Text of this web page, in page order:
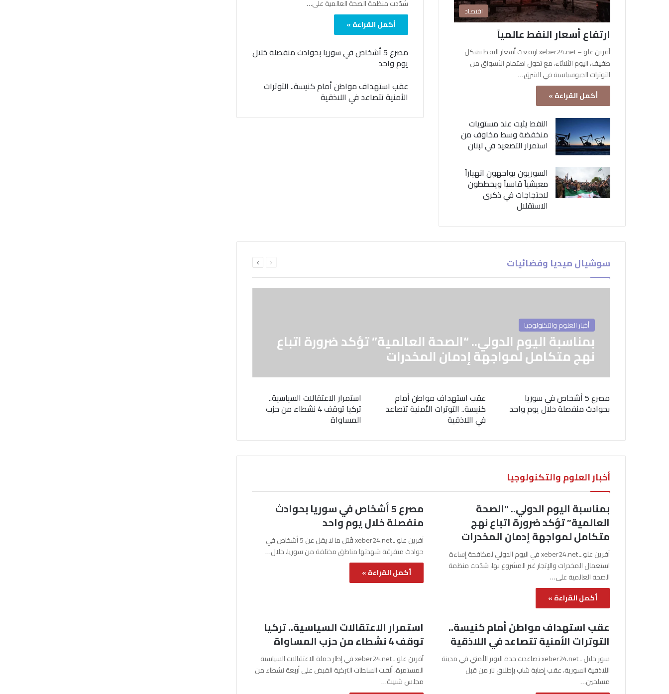
اقتصاد
ارتفاع أسعار النفط عالمياً
آفرين علو – xeber24.net ارتفعت أسعار النفط بشكل
طفيف، اليوم الثلاثاء، مع تحول اهتمام الأسواق من
التوترات الجيوسياسية في الشرق…
أكمل القراءة »
النفط يثبت عند مستويات
منخفضة وسط مخاوف من
استمرار التصعيد في لبنان
السوريون يواجهون انهياراً
معيشياً قاسياً ويخططون
لاحتجاجات في ذكرى
الاستقلال
شدّدت منظمة الصحة العالمية على…
أكمل القراءة »
مصرع 5 أشخاص في سوريا بحوادث منفصلة خلال
يوم واحد
عقب استهداف مواطن أمام كنيسة.. التوترات
الأمنية تتصاعد في اللاذقية
سوشيال ميديا وفضائيات الصفحةالصفحة
أخبار العلوم والتكنولوجيا
بمناسبة اليوم الدولي.. “الصحة العالمية” تؤكد ضرورة اتباع
نهج متكامل لمواجهة إدمان المخدرات
مصرع 5 أشخاص في سوريا
بحوادث منفصلة خلال يوم واحد
عقب استهداف مواطن أمام
كنيسة.. التوترات الأمنية تتصاعد
في اللاذقية
استمرار الاعتقالات السياسية..
تركيا توقف 4 نشطاء من حزب
المساواة
أخبار العلوم والتكنولوجيا
بمناسبة اليوم الدولي.. “الصحة
العالمية” تؤكد ضرورة اتباع نهج
متكامل لمواجهة إدمان المخدرات
آفرين علو ـ xeber24.net في اليوم الدولي لمكافحة إساءة
استعمال المخدرات والإتجار غير المشروع بها، شدّدت منظمة
الصحة العالمية على…
أكمل القراءة »
مصرع 5 أشخاص في سوريا بحوادث
منفصلة خلال يوم واحد
آفرين علو ـ xeber24.net قُتل ما لا يقل عن 5 أشخاص في
حوادث متفرقة شهدتها مناطق مختلفة من سوريا، خلال…
أكمل القراءة »
عقب استهداف مواطن أمام كنيسة..
التوترات الأمنية تتصاعد في اللاذقية
سوز خليل ـ xeber24.net تصاعدت حدة التوتر الأمني في مدينة
اللاذقية السورية، عقب إصابة شاب بإطلاق نار من قبل
مسلحين…
استمرار الاعتقالات السياسية.. تركيا
توقف 4 نشطاء من حزب المساواة
آفرين علو ـ xeber24.net في إطار حملة الاعتقالات السياسية
المستمرة، ألقت السلطات التركية القبض على أربعة نشطاء من
مجلس شبيبة…